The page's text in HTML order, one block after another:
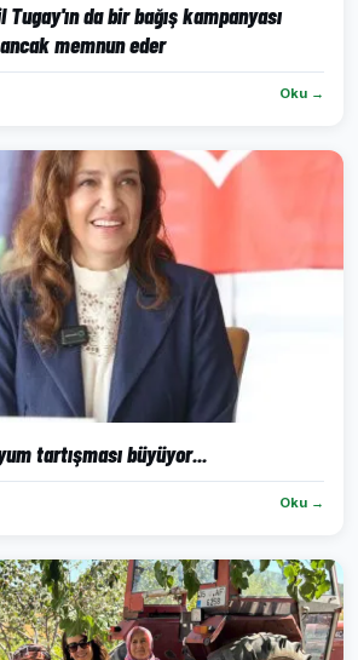
Tugay'ın da bir bağış kampanyası
memnun eder
Oku →
tartışması büyüyor...
Oku →